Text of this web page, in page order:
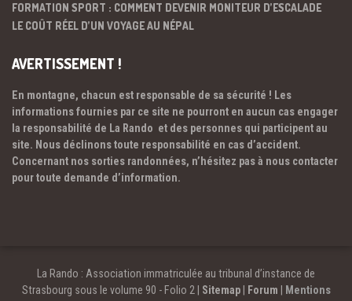
FORMATION SPORT : COMMENT DEVENIR MONITEUR D’ESCALADE
LE COÛT RÉEL D’UN VOYAGE AU NÉPAL
AVERTISSEMENT !
En montagne, chacun est responsable de sa sécurité ! Les
informations fournies par ce site ne pourront en aucun cas engager
la responsabilité de La Rando et des personnes qui participent au
site. Nous déclinons toute responsabilité en cas d’accident.
Concernant nos sorties randonnées, n’hésitez pas à nous contacter
pour toute demande d’information.
La Rando : Association immatriculée au tribunal d’instance de
Strasbourg sous le volume 90 - Folio 2 | Sitemap| Forum | Mentions